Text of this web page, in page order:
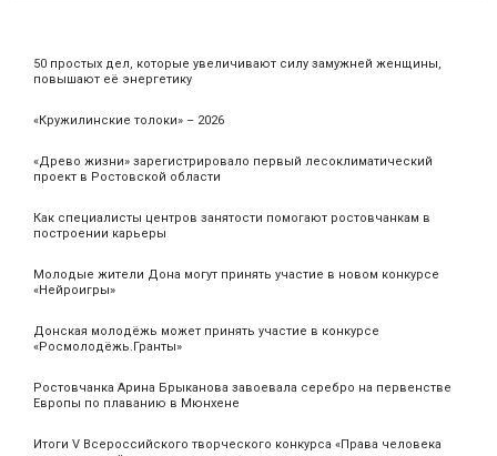
50 простых дел, которые увеличивают силу замужней женщины,
повышают её энергетику
«Кружилинские толоки» – 2026
«Древо жизни» зарегистрировало первый лесоклиматический
проект в Ростовской области
Как специалисты центров занятости помогают ростовчанкам в
построении карьеры
Молодые жители Дона могут принять участие в новом конкурсе
«Нейроигры»
Донская молодёжь может принять участие в конкурсе
«Росмолодёжь.Гранты»
Ростовчанка Арина Брыканова завоевала серебро на первенстве
Европы по плаванию в Мюнхене
Итоги V Всероссийского творческого конкурса «Права человека